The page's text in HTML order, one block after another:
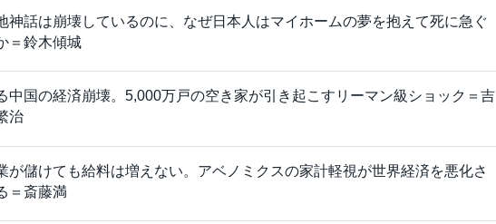
神話は崩壊しているのに、なぜ日本人はマイホームの夢を抱えて死に急ぐ
＝鈴木傾城
中国の経済崩壊。5,000万戸の空き家が引き起こすリーマン級ショック＝吉
治
が儲けても給料は増えない。アベノミクスの家計軽視が世界経済を悪化さ
＝斎藤満